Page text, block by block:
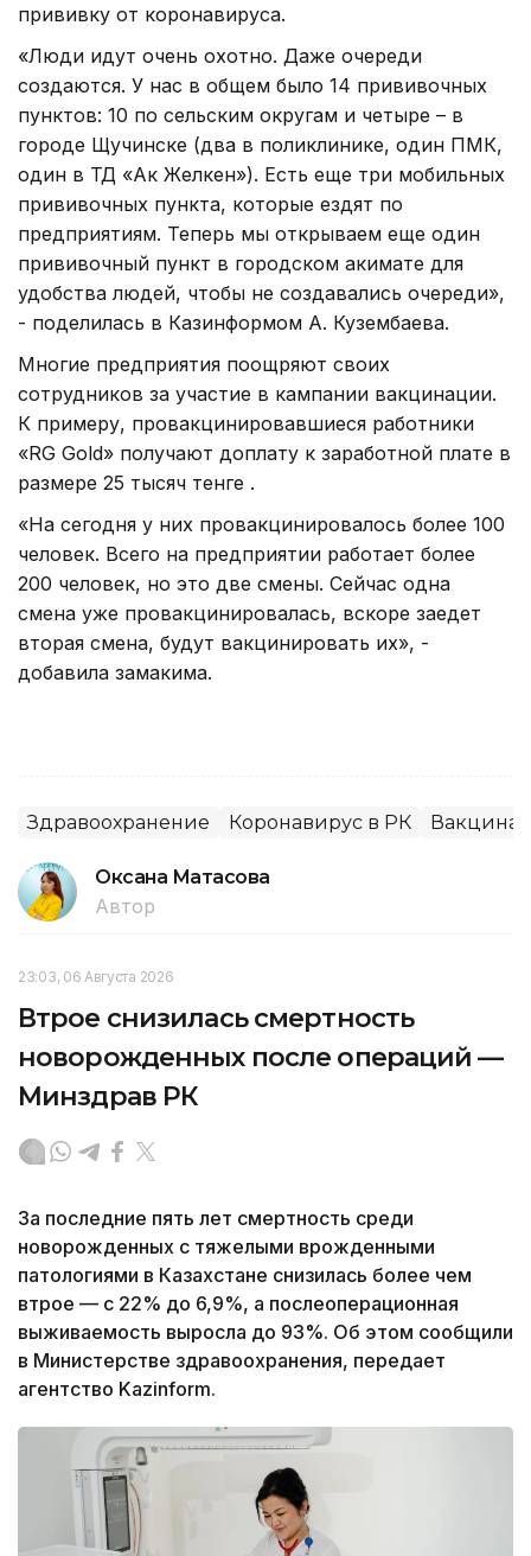
прививку от коронавируса.
«Люди идут очень охотно. Даже очереди
создаются. У нас в общем было 14 прививочных
пунктов: 10 по сельским округам и четыре – в
городе Щучинске (два в поликлинике, один ПМК,
один в ТД «Ак Желкен»). Есть еще три мобильных
прививочных пункта, которые ездят по
предприятиям. Теперь мы открываем еще один
прививочный пункт в городском акимате для
удобства людей, чтобы не создавались очереди»,
- поделилась в Казинформом А. Кузембаева.
Многие предприятия поощряют своих
сотрудников за участие в кампании вакцинации.
К примеру, провакцинировавшиеся работники
«RG Gold» получают доплату к заработной плате в
размере 25 тысяч тенге .
«На сегодня у них провакцинировалось более 100
человек. Всего на предприятии работает более
200 человек, но это две смены. Сейчас одна
смена уже провакцинировалась, вскоре заедет
вторая смена, будут вакцинировать их», -
добавила замакима.
Здравоохранение Коронавирус в РК
Оксана Матасова
Автор
23:03, 06 Августа 2026
Втрое снизилась смертность
новорожденных после операций —
Минздрав РК
За последние пять лет смертность среди
новорожденных с тяжелыми врожденными
патологиями в Казахстане снизилась более чем
втрое — с 22% до 6,9%, а послеоперационная
выживаемость выросла до 93%. Об этом сообщили
в Министерстве здравоохранения, передает
агентство Kazinform.